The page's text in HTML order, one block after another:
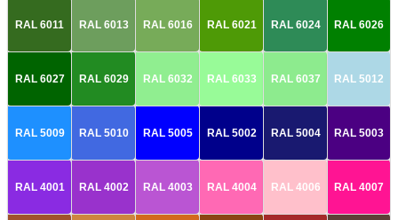
RAL 6011 RAL 6013 RAL 6016 RAL 6021 RAL 6024 RAL 6026
RAL 6027 RAL 6029 RAL 6032 RAL 6033 RAL 6037 RAL 5012
RAL 5009 RAL 5010 RAL 5005 RAL 5002 RAL 5004 RAL 5003
RAL 4001 RAL 4002 RAL 4003 RAL 4004 RAL 4006 RAL 4007